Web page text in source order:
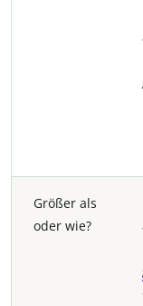
Größer als
oder wie?